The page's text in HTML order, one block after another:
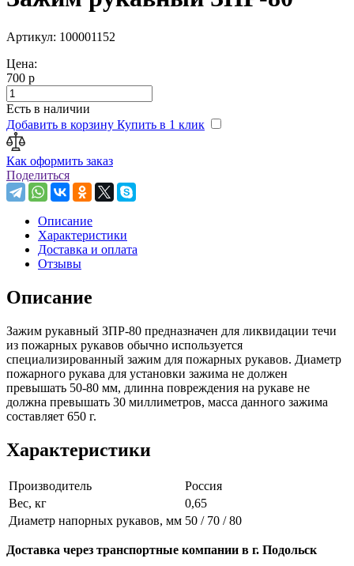
Артикул: 100001152
Цена:
700 р
Есть в наличии
Добавить в корзину Купить в 1 клик
Как оформить заказ
Поделиться
Описание
Характеристики
Доставка и оплата
Отзывы
Описание
Зажим рукавный ЗПР-80 предназначен для ликвидации течи
из пожарных рукавов обычно используется
специализированный зажим для пожарных рукавов. Диаметр
пожарного рукава для установки зажима не должен
превышать 50-80 мм, длинна повреждения на рукаве не
должна превышать 30 миллиметров, масса данного зажима
составляет 650 г.
Характеристики
Производитель
Россия
Вес, кг
0,65
Диаметр напорных рукавов, мм 50 / 70 / 80
Доставка через транспортные компании в г. Подольск